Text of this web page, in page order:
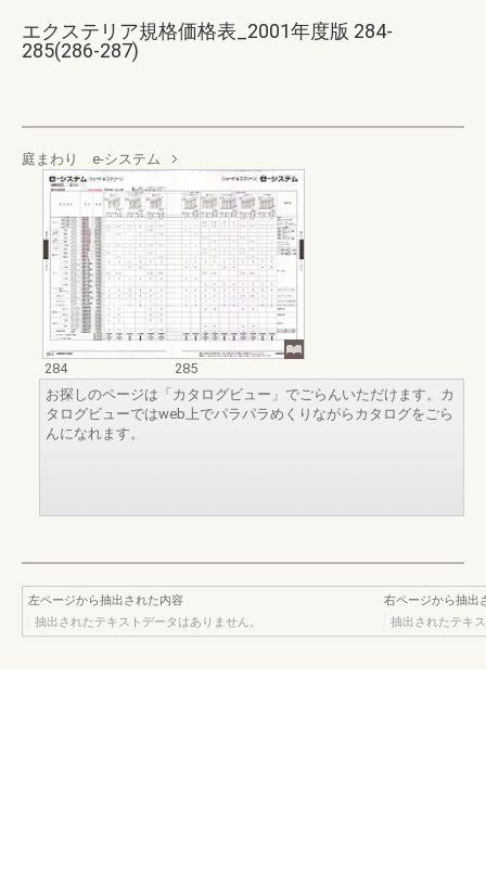
エクステリア規格価格表_2001年度版 284-
285(286-287)
庭まわり e-システム
284
285
お探しのページは「カタログビュー」でごらんいただけます。カ
タログビューではweb上でパラパラめくりながらカタログをごら
んになれます。
左ページから抽出された内容
抽出されたテキストデータはありません。
右ページから抽出
抽出されたテキ